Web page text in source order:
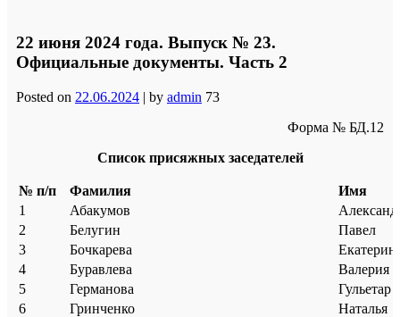
22 июня 2024 года. Выпуск № 23.
Официальные документы. Часть 2
Posted on 22.06.2024 | by admin 73
Форма № БД.12
Список присяжных заседателей
№ п/п Фамилия
Имя
1
Абакумов
2
Белугин
Павел
3
Бочкарева
4
Буравлева
Валерия
5
Германова
Гульетар
6
Гринченко
Наталья